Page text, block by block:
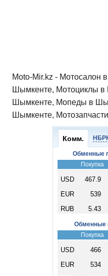
Moto-Mir.kz - Мотосалон
Шымкенте, Мотоциклы
Шымкенте, Мопеды в
Шымкенте,